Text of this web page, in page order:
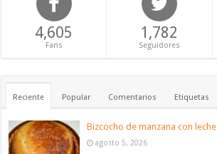
4,605
Fans
1,782
Seguidores
Reciente Popular Comentarios Etiquetas
Bizcocho de manzana con
agosto 5, 2026